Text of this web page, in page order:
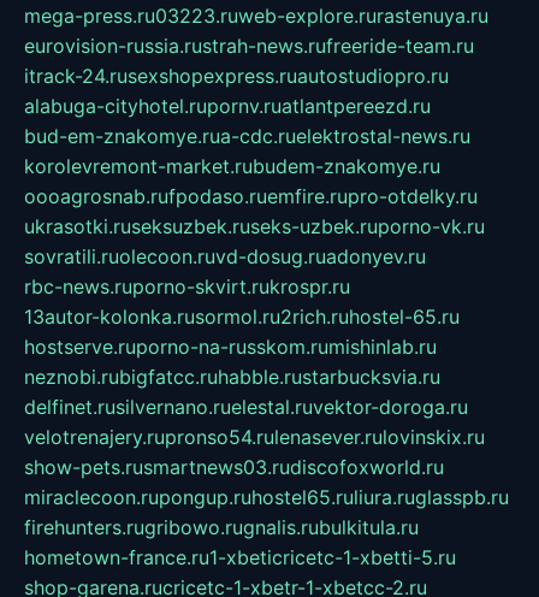
mega-press.ru03223.ruweb-explore.rurastenuya.ru
eurovision-russia.rustrah-news.rufreeride-team.ru
itrack-24.rusexshopexpress.ruautostudiopro.ru
alabuga-cityhotel.rupornv.ruatlantpereezd.ru
bud-em-znakomye.rua-cdc.ruelektrostal-news.ru
korolevremont-market.rubudem-znakomye.ru
oooagrosnab.rufpodaso.ruemfire.rupro-otdelky.ru
ukrasotki.ruseksuzbek.ruseks-uzbek.ruporno-vk.ru
sovratili.ruolecoon.ruvd-dosug.ruadonyev.ru
rbc-news.ruporno-skvirt.rukrospr.ru
13autor-kolonka.rusormol.ru2rich.ruhostel-65.ru
hostserve.ruporno-na-russkom.rumishinlab.ru
neznobi.rubigfatcc.ruhabble.rustarbucksvia.ru
delfinet.rusilvernano.ruelestal.ruvektor-doroga.ru
velotrenajery.rupronso54.rulenasever.rulovinskix.ru
show-pets.rusmartnews03.rudiscofoxworld.ru
miraclecoon.rupongup.ruhostel65.ruliura.ruglasspb.ru
firehunters.rugribowo.rugnalis.rubulkitula.ru
hometown-france.ru1-xbeticricetc-1-xbetti-5.ru
shop-garena.rucricetc-1-xbetr-1-xbetcc-2.ru